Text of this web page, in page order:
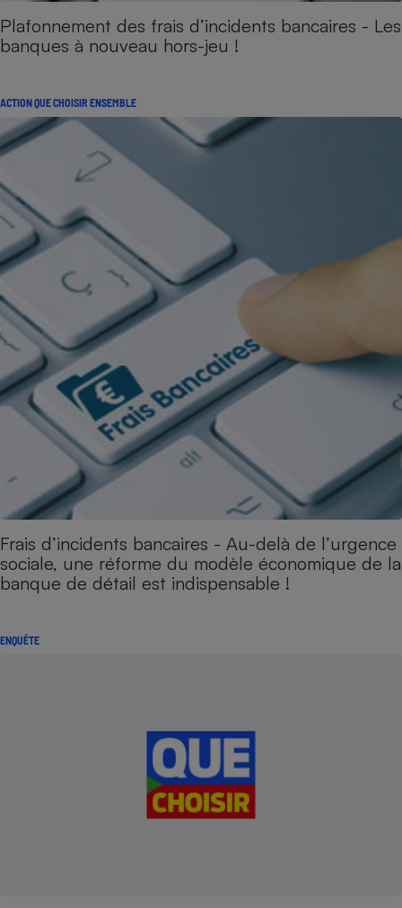
Plafonnement des frais d’incidents bancaires - Les
banques à nouveau hors-jeu !
ACTION QUE CHOISIR ENSEMBLE
Frais d’incidents bancaires - Au-delà de l’urgence
sociale, une réforme du modèle économique de la
banque de détail est indispensable !
ENQUÊTE